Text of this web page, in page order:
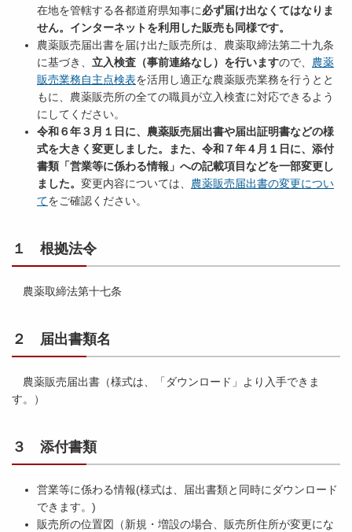
在地を管轄する各都道府県知事に必ず届け出なくてはなりま
せん。インターネットを利用した販売も同様です。
農薬販売届出書を届け出た販売所は、農薬取締法第二十九条
に基づき、 立入検査（事前連絡なし）を行いますので、 農薬
販売業務自主点検表を活用し適正な農薬販売業務を行うとと
もに、農薬販売所の全ての職員が立入検査に対応できるよう
にしてください。
令和６年３月１日に、 農薬販売届出書や届出証明書などの様
式を大きく変更しました。また、 令和７年４月１日に、添付
書類「営業等に係わる情報」への記載項目などを一部変更し
ました。 変更内容については、 農薬販売届出書の変更につい
てをご確認ください。
１ 根拠法令
農薬取締法第十七条
２ 届出書類名
農薬販売届出書（様式は、「ダウンロード」より入手できま
す。）
３ 添付書類
営業等に係わる情報(様式は、届出書類と同時にダウンロード
できます。)
販売所の位置図（新規・増設の場合、販売所住所が変更にな